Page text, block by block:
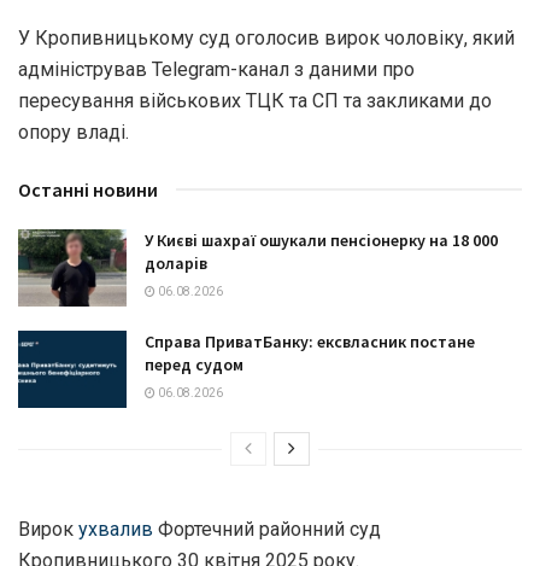
У Кропивницькому суд оголосив вирок чоловіку, який
адміністрував Telegram-канал з даними про
пересування військових ТЦК та СП та закликами до
опору владі.
Останні новини
У Києві шахраї ошукали пенсіонерку на 18 000
доларів
06.08.2026
Справа ПриватБанку: ексвласник постане
перед судом
06.08.2026
Вирок ухвалив Фортечний районний суд
Кропивницького 30 квітня 2025 року.